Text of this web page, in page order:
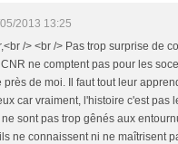
2013 13:25
/> <br /> Pas trop surprise de
ne comptent pas pour les
près de moi. Il faut tout leur
car vraiment, l'histoire c'est pas
sont pas trop gênés aux
ne connaissent ni ne maîtrisent